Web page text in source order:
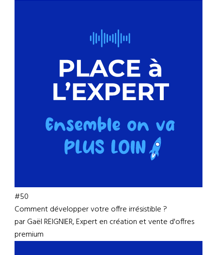
#50
Comment développer votre offre irrésistible ?
par Gaël REIGNIER, Expert en création et vente d'offres
premium